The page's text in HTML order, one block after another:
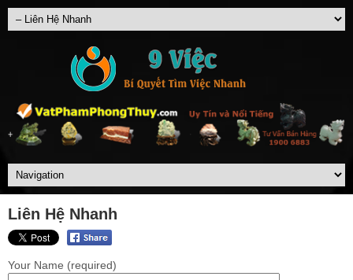
Liên Hệ Nhanh
Your Name (required)